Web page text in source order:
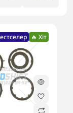
🔥 Хіт